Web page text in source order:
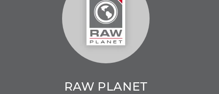
RAW PLANET